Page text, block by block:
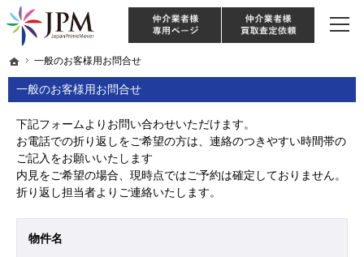
ホーム
一般のお客様用お問合せ
一般のお客様用お問合せ
東京・神奈川・埼玉・千葉のリノベーション住宅や中古マンションを手がける会
【物件買取強化中！】リノベーション住宅・不動産・中古マンションならJPM
下記フォームよりお問い合わせいただけます。
お電話での折り返しをご希望の方は、連絡のつきやすい時間帯の
ご記入をお願いいたします
内見をご希望の場合、現時点ではご予約は確定しておりません。
折り返し担当者よりご連絡いたします。
物件名
ホーム
一般のお客様用お問合せ